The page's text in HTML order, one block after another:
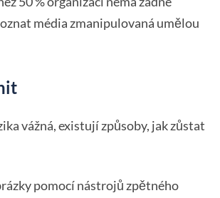
média zmanipulovaná umělou
vážná, existují způsoby, jak zůstat
pomocí nástrojů zpětného